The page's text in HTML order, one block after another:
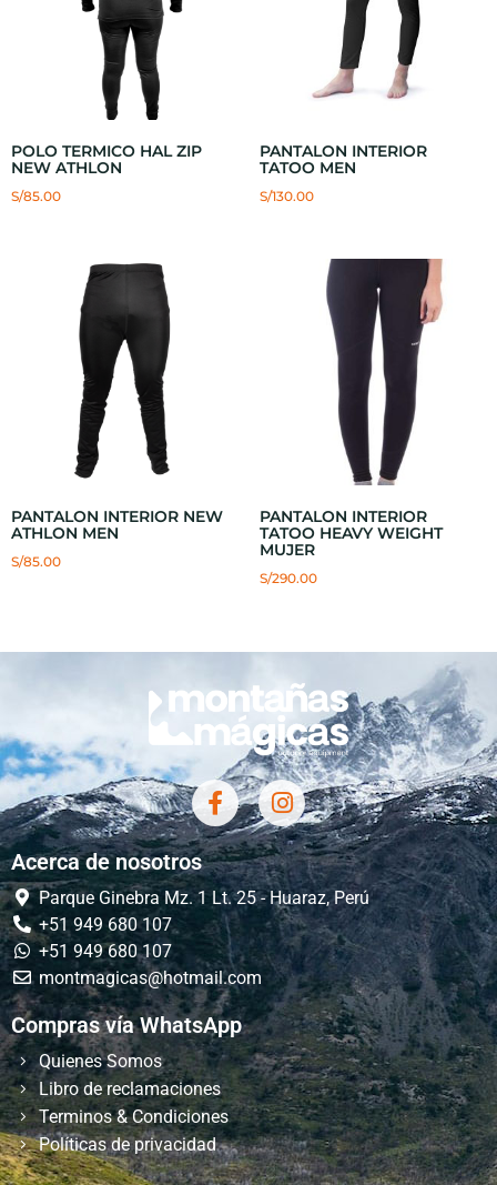
POLO TERMICO HAL ZIP
NEW ATHLON
S/85.00
PANTALON INTERIOR
TATOO MEN
S/130.00
PANTALON INTERIOR NEW
ATHLON MEN
S/85.00
PANTALON INTERIOR
TATOO HEAVY WEIGHT
MUJER
S/290.00
Acerca de nosotros
Parque Ginebra Mz. 1 Lt. 25 - Huaraz, Perú
+51 949 680 107
+51 949 680 107
montmagicas@hotmail.com
Compras vía WhatsApp
Quienes Somos
Libro de reclamaciones
Terminos & Condiciones
Políticas de privacidad